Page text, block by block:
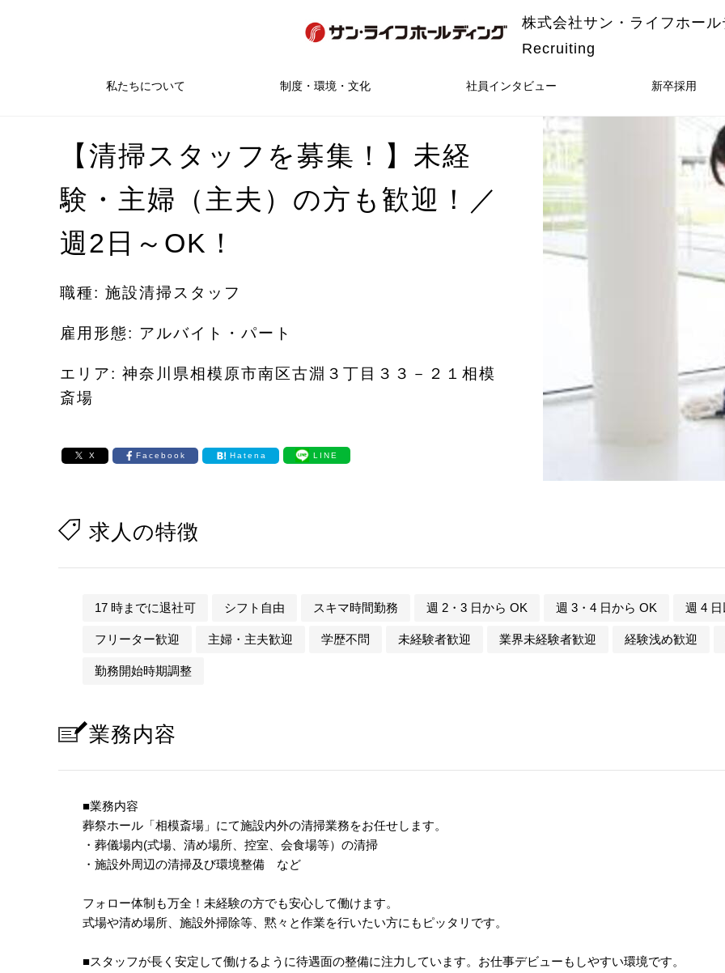
株式会社サン・ライフホー
Recruiting
私たちについて 制度・環境・文化 社員インタビュー 新卒採用
【清掃スタッフを募集！】未経
験・主婦（主夫）の方も歓迎！／
週2日～OK！
職種: 施設清掃スタッフ
雇用形態: アルバイト・パート
エリア: 神奈川県相模原市南区古淵３丁目３３－２１相模
斎場
X Facebook Hatena LINE
求人の特徴
17 時までに退社可 シフト自由 スキマ時間勤務 週 2・3 日から OK 週 3・4 日から OK 週 4
フリーター歓迎 主婦・主夫歓迎 学歴不問 未経験者歓迎 業界未経験者歓迎 経験浅め歓迎
勤務開始時期調整
業務内容
■業務内容
葬祭ホール「相模斎場」にて施設内外の清掃業務をお任せします。
・葬儀場内(式場、清め場所、控室、会食場等）の清掃
・施設外周辺の清掃及び環境整備 など
フォロー体制も万全！未経験の方でも安心して働けます。
式場や清め場所、施設外掃除等、黙々と作業を行いたい方にもピッタリです。
■スタッフが長く安定して働けるように待遇面の整備に注力しています。お仕事デビューもしやすい環境です。